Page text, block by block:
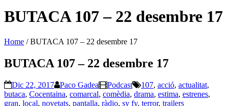
BUTACA 107 – 22 desembre 17
Home /BUTACA 107 – 22 desembre 17
BUTACA 107 – 22 desembre 17
Dic 22, 2017 Paco Gadea Podcast 107, acció, actualitat,
butaca, Cocentaina, comarcal, comèdia, drama, estima, estrenes,
gran, local, novetats, pantalla, ràdio, sy fy, terror, trailers